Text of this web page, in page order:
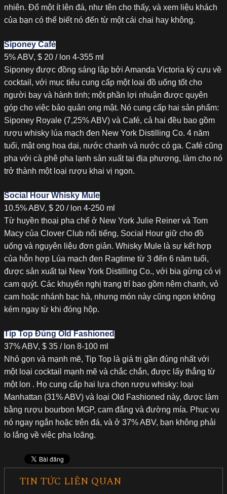
nhiên. Đổ một ít lên đá, như tên cho thấy, và xem liệu khách
của bạn có thể biết nó đến từ một cái chai hay không.
Siponey Café
5% ABV, $ 20 / lon 4-355 ml
Siponey được đồng sáng lập bởi Amanda Victoria kỳ cựu về
cocktail, với mục tiêu cung cấp một loại đồ uống tốt cho
người bay và hành tinh; một phần lợi nhuận được quyên
góp cho việc bảo quản ong mật. Nó cung cấp hai sản phẩm:
Siponey Royale (7,25% ABV) và Café, cả hai đều bao gồm
rượu whisky lúa mạch đen New York Distilling Co. 4 năm
tuổi, mật ong hoa dại, nước chanh và nước có ga. Café cũng
pha với cà phê pha lạnh sản xuất tại địa phương, làm cho nó
trở thành một loại rượu khai vị ngon.
Social Hour Whisky Mule
10.5% ABV, $ 20 / lon 4-250 ml
Từ huyền thoại pha chế ở New York Julie Reiner và Tom
Macy của Clover Club nổi tiếng, Social Hour giữ cho đồ
uống và nguyên liệu đơn giản. Whisky Mule là sự kết hợp
của hỗn hợp Lúa mạch đen Ragtime từ 3 đến 6 năm tuổi,
được sản xuất tại New York Distilling Co., với bia gừng có vị
cam quýt. Các khuyến nghị trang trí bao gồm nêm chanh, vỏ
cam hoặc nhánh bạc hà, nhưng món này cũng ngon không
kém ngay từ khi đóng hộp.
Tip Top Đúng Old Fashioned
37% ABV, $ 35 / lon 8-100 ml
Nhỏ gọn và mạnh mẽ, Tip Top là giá trị gần đúng nhất với
một loại cocktail mạnh mẽ và chắc chắn, được lấy thẳng từ
một lon . Họ cung cấp hai lựa chọn rượu whisky: loại
Manhattan (31% ABV) và loại Old Fashioned này, được làm
bằng rượu bourbon MGP, cam đắng và đường mía. Phục vụ
nó ngay ngắn hoặc trên đá, và ở 37% ABV, bạn không phải
lo lắng về việc pha loãng.
TIN TỨC LIÊN QUAN